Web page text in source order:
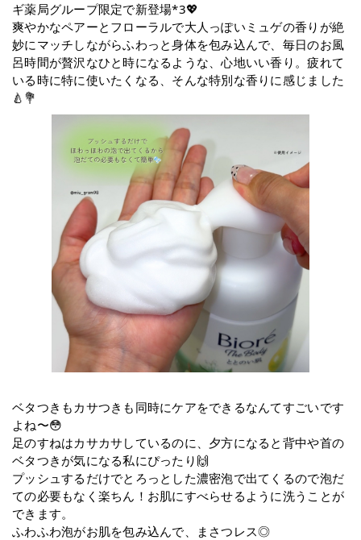
ギ薬局グループ限定で新登場*3💖
爽やかなペアーとフローラルで大人っぽいミュゲの香りが絶
妙にマッチしながらふわっと身体を包み込んで、毎日のお風
呂時間が贅沢なひと時になるような、心地いい香り。疲れて
いる時に特に使いたくなる、そんな特別な香りに感じました
🍐💐
ベタつきもカサつきも同時にケアをできるなんてすごいです
よね〜😳
足のすねはカサカサしているのに、夕方になると背中や首の
ベタつきが気になる私にぴったり🙌
プッシュするだけでとろっとした濃密泡で出てくるので泡だ
ての必要もなく楽ちん！お肌にすべらせるように洗うことが
できます。
ふわふわ泡がお肌を包み込んで、まさつレス◎